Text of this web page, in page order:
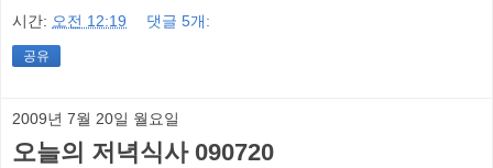
시간: 오전 12:19 댓글 5개:
공유
2009년 7월 20일 월요일
오늘의 저녁식사 090720